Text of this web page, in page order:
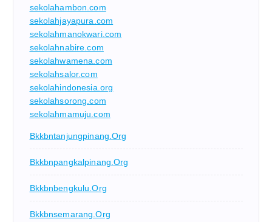
sekolahambon.com
sekolahjayapura.com
sekolahmanokwari.com
sekolahnabire.com
sekolahwamena.com
sekolahsalor.com
sekolahindonesia.org
sekolahsorong.com
sekolahmamuju.com
Bkkbntanjungpinang.org
Bkkbnpangkalpinang.org
Bkkbnbengkulu.org
Bkkbnsemarang.org